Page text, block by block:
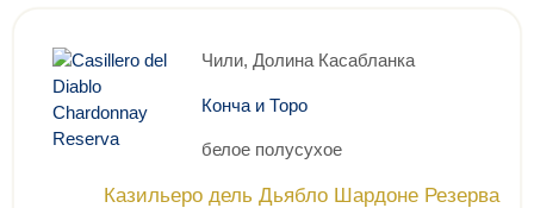
Чили, Долина Касабланка
Конча и Торо
белое полусухое
Казильеро дель Дьябло Шардоне Резерва